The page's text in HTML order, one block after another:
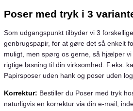
Poser med tryk i 3
Som udgangspunkt tilbyder vi 3
genbrugspapir, for at gøre det så enkelt
muligt, men spørg os gerne, så hjælper
rigtige løsning til din virksomhed. F.eks.
Papirsposer uden hank og poser uden
Korrektur: Bestiller du Poser med tryk
naturligvis en korrektur via din e-mail,